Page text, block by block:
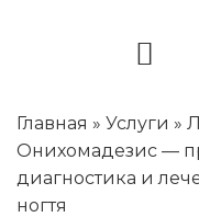
Главная » Услуги »
Онихомадезис —
диагностика и
ногтя